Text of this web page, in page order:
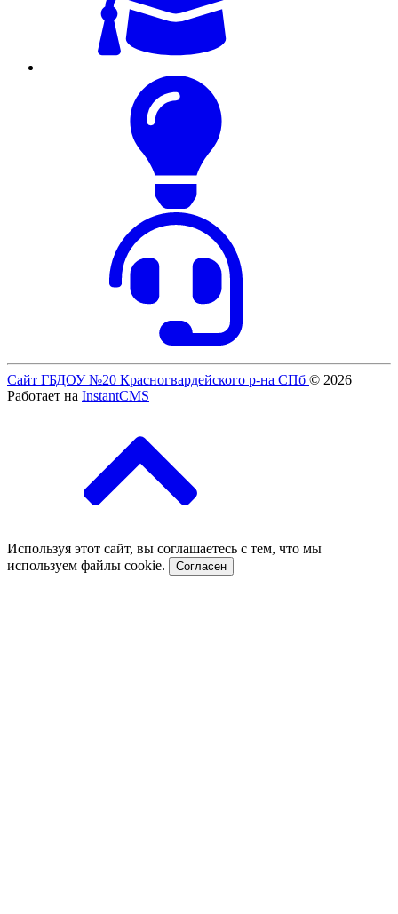
Сайт ГБДОУ №20 Красногвардейского р-на СПб © 2026
Работает на InstantCMS
Используя этот сайт, вы соглашаетесь с тем, что мы
используем файлы cookie.
Согласен